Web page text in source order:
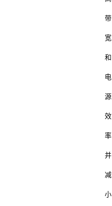
带
宽
和
电
源
效
率
并
减
小